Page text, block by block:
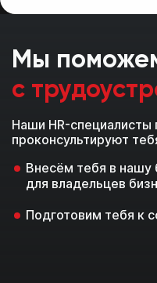
Мы
с
Наши HR-специалисты
проконсультируют
Внесём тебя в нашу
для владельцев
Подготовим тебя к